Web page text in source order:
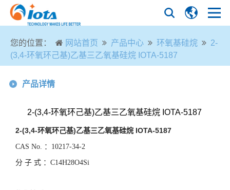
您的位置： 网站首页 产品中心 环氧基硅烷
2-
(3,4-环氧环己基)乙基三乙氧基硅烷 IOTA-5187
产品详情
2-(3,4-环氧环己基)乙基三乙氧基硅烷 IOTA-5187
2-(3,4-环氧环己基)乙基三乙氧基硅烷 IOTA-5187
CAS No. ： 10217-34-2
分 子 式 ： C14H28O4Si